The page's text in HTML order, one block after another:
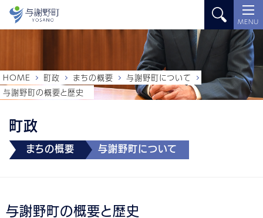
MENU
町政
まちの概要 与謝野町について
HOME 町政 まちの概要
与謝野町について
与謝野町の概要と歴史
与謝野町の概要と歴史